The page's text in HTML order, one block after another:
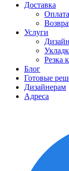
Доставка
Оплата
Услуги
Резка
Блог
Готовые
Дизайнерам
Адреса